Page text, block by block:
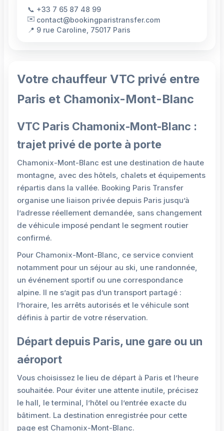
📞 +33 7 65 87 48 99
✉️ contact@bookingparistransfer.com
📍 9 rue Caroline, 75017 Paris
Votre chauffeur VTC privé entre
Paris et Chamonix-Mont-Blanc
VTC Paris Chamonix-Mont-Blanc :
trajet privé de porte à porte
Chamonix-Mont-Blanc est une destination de haute
montagne, avec des hôtels, chalets et équipements
répartis dans la vallée. Booking Paris Transfer
organise une liaison privée depuis Paris jusqu’à
l’adresse réellement demandée, sans changement
de véhicule imposé pendant le segment routier
confirmé.
Pour Chamonix-Mont-Blanc, ce service convient
notamment pour un séjour au ski, une randonnée,
un événement sportif ou une correspondance
alpine. Il ne s’agit pas d’un transport partagé :
l’horaire, les arrêts autorisés et le véhicule sont
définis à partir de votre réservation.
Départ depuis Paris, une gare ou un
aéroport
Vous choisissez le lieu de départ à Paris et l’heure
souhaitée. Pour éviter une attente inutile, précisez
le hall, le terminal, l’hôtel ou l’entrée exacte du
bâtiment. La destination enregistrée pour cette
page est Chamonix-Mont-Blanc.